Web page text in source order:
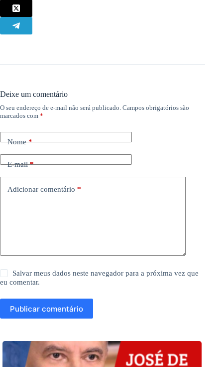
Deixe um comentário
O seu endereço de e-mail não será publicado. Campos obrigatórios são
marcados com *
Nome*
E-mail*
Adicionar comentário *
Salvar meus dados neste navegador para a próxima vez que
eu comentar.
Publicar comentário